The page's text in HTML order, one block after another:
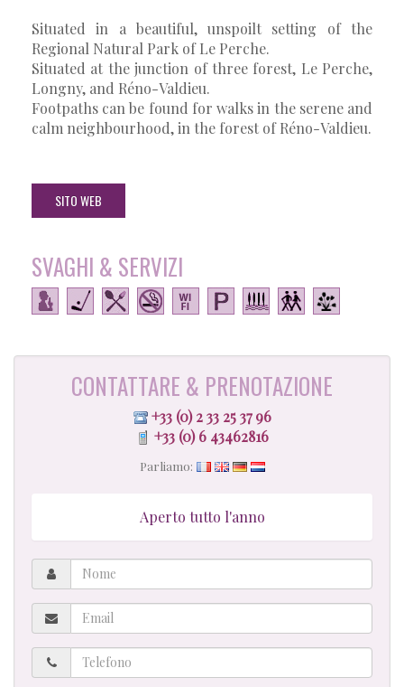
Situated in a beautiful, unspoilt setting of the
Regional Natural Park of Le Perche.
Situated at the junction of three forest, Le Perche,
Longny, and Réno-Valdieu.
Footpaths can be found for walks in the serene and
calm neighbourhood, in the forest of Réno-Valdieu.
SITO WEB
SVAGHI & SERVIZI
CONTATTARE & PRENOTAZIONE
+33 (0) 2 33 25 37 96
+33 (0) 6 43462816
Parliamo:
Aperto tutto l'anno
Nome
Email
Telefono